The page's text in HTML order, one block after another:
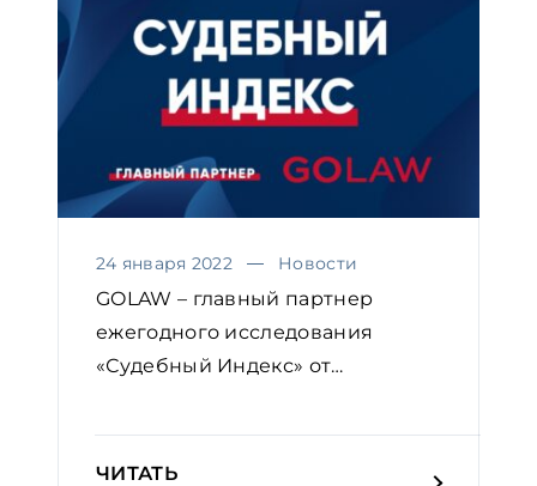
24 января 2022 Новости
GOLAW – главный партнер
ежегодного исследования
«Судебный Индекс» от
ЧИТАТЬ